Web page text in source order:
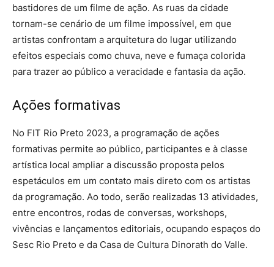
bastidores de um filme de ação. As ruas da cidade
tornam-se cenário de um filme impossível, em que
artistas confrontam a arquitetura do lugar utilizando
efeitos especiais como chuva, neve e fumaça colorida
para trazer ao público a veracidade e fantasia da ação.
Ações formativas
No FIT Rio Preto 2023, a programação de ações
formativas permite ao público, participantes e à classe
artística local ampliar a discussão proposta pelos
espetáculos em um contato mais direto com os artistas
da programação. Ao todo, serão realizadas 13 atividades,
entre encontros, rodas de conversas, workshops,
vivências e lançamentos editoriais, ocupando espaços do
Sesc Rio Preto e da Casa de Cultura Dinorath do Valle.